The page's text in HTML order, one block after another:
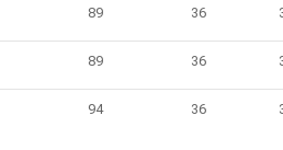
36
89
36
89
36
94